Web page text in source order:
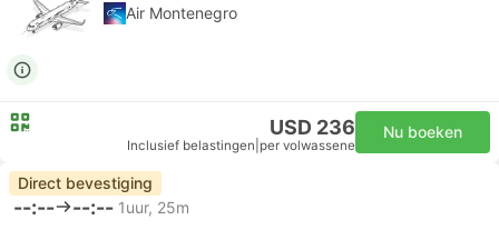
Air Montenegro
USD 236
Inclusief belastingen per volwassene
Nu boeken
Direct bevestiging
--:-- --:-- 1uur, 25m